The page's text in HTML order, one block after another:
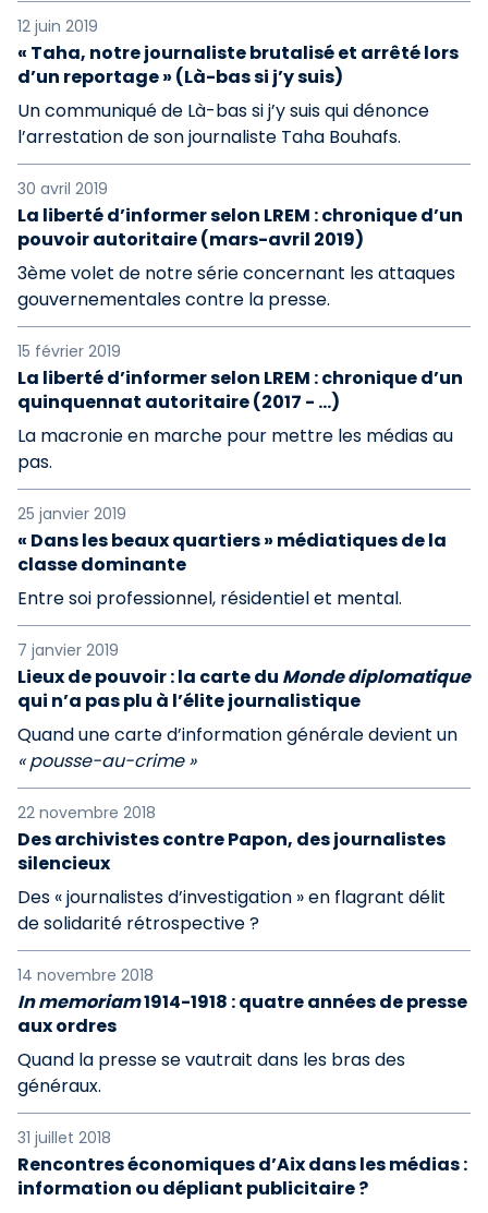
12 juin 2019
« Taha, notre journaliste brutalisé et arrêté lors
d’un reportage » (Là-bas si j’y suis)
Un communiqué de Là-bas si j’y suis qui dénonce
l’arrestation de son journaliste Taha Bouhafs.
30 avril 2019
La liberté d’informer selon LREM : chronique d’un
pouvoir autoritaire (mars-avril 2019)
3ème volet de notre série concernant les attaques
gouvernementales contre la presse.
15 février 2019
La liberté d’informer selon LREM : chronique d’un
quinquennat autoritaire (2017 - …)
La macronie en marche pour mettre les médias au
pas.
25 janvier 2019
« Dans les beaux quartiers » médiatiques de la
classe dominante
Entre soi professionnel, résidentiel et mental.
7 janvier 2019
Lieux de pouvoir : la carte du Monde diplomatique
qui n’a pas plu à l’élite journalistique
Quand une carte d’information générale devient un
« pousse-au-crime »
22 novembre 2018
Des archivistes contre Papon, des journalistes
silencieux
Des « journalistes d’investigation » en flagrant délit
de solidarité rétrospective ?
14 novembre 2018
In memoriam1914-1918 : quatre années de presse
aux ordres
Quand la presse se vautrait dans les bras des
généraux.
31 juillet 2018
Rencontres économiques d’Aix dans les médias :
information ou dépliant publicitaire ?